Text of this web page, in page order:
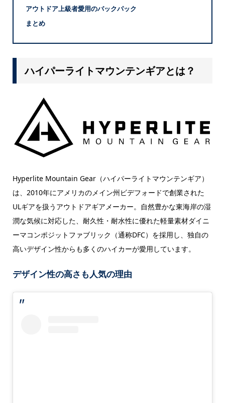
アウトドア上級者愛用のバックパック
まとめ
ハイパーライトマウンテンギアとは？
Hyperlite Mountain Gear（ハイパーライトマウンテンギア）
は、2010年にアメリカのメイン州ビデフォードで創業された
ULギアを扱うアウトドアギアメーカー。自然豊かな東海岸の湿
潤な気候に対応した、耐久性・耐水性に優れた軽量素材ダイニ
ーマコンポジットファブリック（通称DFC）を採用し、独自の
高いデザイン性からも多くのハイカーが愛用しています。
デザイン性の高さも人気の理由